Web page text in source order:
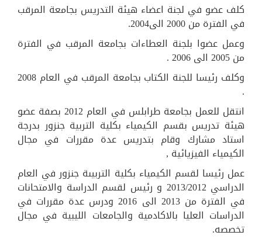
كلف عضو في لجنة اعضاء هيئة التدريس بجامعة المرقب
في الفترة من 2000 الى2004.
وعمل عضوا بلجنة العطاءات بجامعة المرقب في الفترة
من 2005 الى 2006 .
وكلف رئيسا للجنة الكتاب بجامعة المرقب في العام 2008
.
انتقل للعمل بجامعة طرابلس في العام 2012 بصفة عضو
هيئة تدريس بقسم الكيمياء بكلية التربية جنزور بدرجة
استاد مشارك وقام بتدريس عدة مقررات في مجال
الكيمياء الفيزيائية ,
عمل رئيسا لقسم الكيمياء بكلية التربيىة جنزور في العام
الدراسي 2013/2012 و رئيس لقسم الدراسة والامتحانات
في الفترة من 2013 الى 2016 ودرس عدة مقررات في
الدراسات العليا بالاكادمية والجامعات الليبية في مجال
تخصصه.